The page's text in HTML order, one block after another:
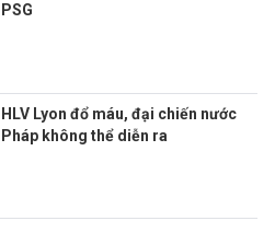
PSG
HLV Lyon đổ máu, đại chiến nước
Pháp không thể diễn ra